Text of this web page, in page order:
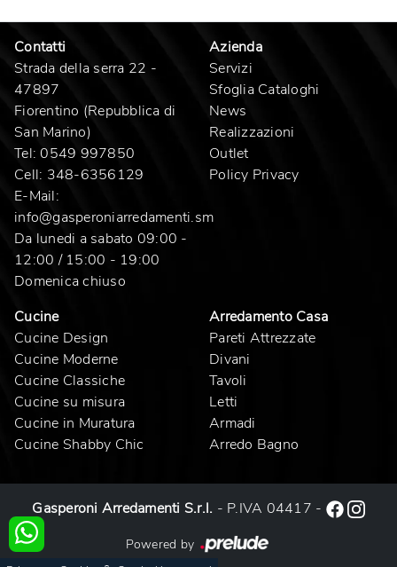
Contatti
Strada della serra 22 -
47897
Fiorentino (Repubblica di
San Marino)
Tel: 0549 997850
Cell: 348-6356129
E-Mail:
info@gasperoniarredamenti.sm
Da lunedi a sabato 09:00 -
12:00 / 15:00 - 19:00
Domenica chiuso
Azienda
Servizi
Sfoglia Cataloghi
News
Realizzazioni
Outlet
Policy Privacy
Cucine
Cucine Design
Cucine Moderne
Cucine Classiche
Cucine su misura
Cucine in Muratura
Cucine Shabby Chic
Arredamento Casa
Pareti Attrezzate
Divani
Tavoli
Letti
Armadi
Arredo Bagno
Gasperoni Arredamenti S.r.l. - P.IVA 04417 -
Powered by